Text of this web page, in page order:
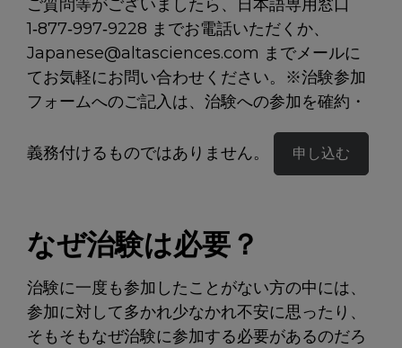
ご質問等がございましたら、日本語専用窓口
1‑877‑997‑9228 までお電話いただくか、
Japanese@altasciences.com までメールに
てお気軽にお問い合わせください。 ※治験参加
フォームへのご記入は、治験への参加を確約・
義務付けるものではありません。 申し込む
なぜ治験は必要？
治験に一度も参加したことがない方の中には、
参加に対して多かれ少なかれ不安に思ったり、
そもそもなぜ治験に参加する必要があるのだろ